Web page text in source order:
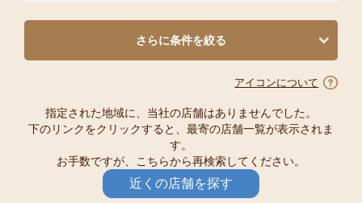
さらに条件を絞る
アイコンについて
指定された地域に、当社の店舗はありませんでした。
下のリンクをクリックすると、最寄の店舗一覧が表示されま
す。
お手数ですが、こちらから再検索してください。
近くの店舗を探す